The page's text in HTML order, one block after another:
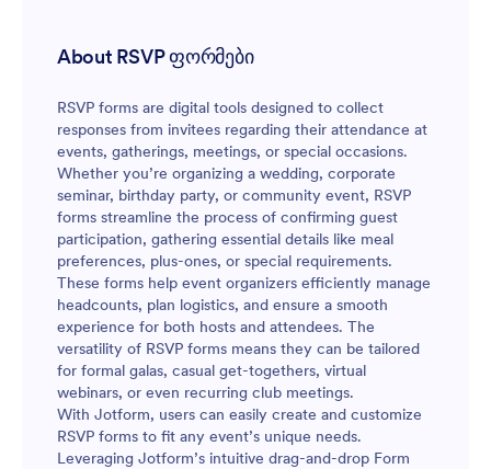
About RSVP ფორმები
RSVP forms are digital tools designed to collect
responses from invitees regarding their attendance at
events, gatherings, meetings, or special occasions.
Whether you’re organizing a wedding, corporate
seminar, birthday party, or community event, RSVP
forms streamline the process of confirming guest
participation, gathering essential details like meal
preferences, plus-ones, or special requirements.
These forms help event organizers efficiently manage
headcounts, plan logistics, and ensure a smooth
experience for both hosts and attendees. The
versatility of RSVP forms means they can be tailored
for formal galas, casual get-togethers, virtual
webinars, or even recurring club meetings.
With Jotform, users can easily create and customize
RSVP forms to fit any event’s unique needs.
Leveraging Jotform’s intuitive drag-and-drop Form